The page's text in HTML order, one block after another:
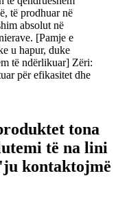
të prodhuar në
absolut në
[Pamje e
u hapur, duke
të ndërlikuar] Zëri:
për efikasitet dhe
tona
të na lini
kontaktojmë